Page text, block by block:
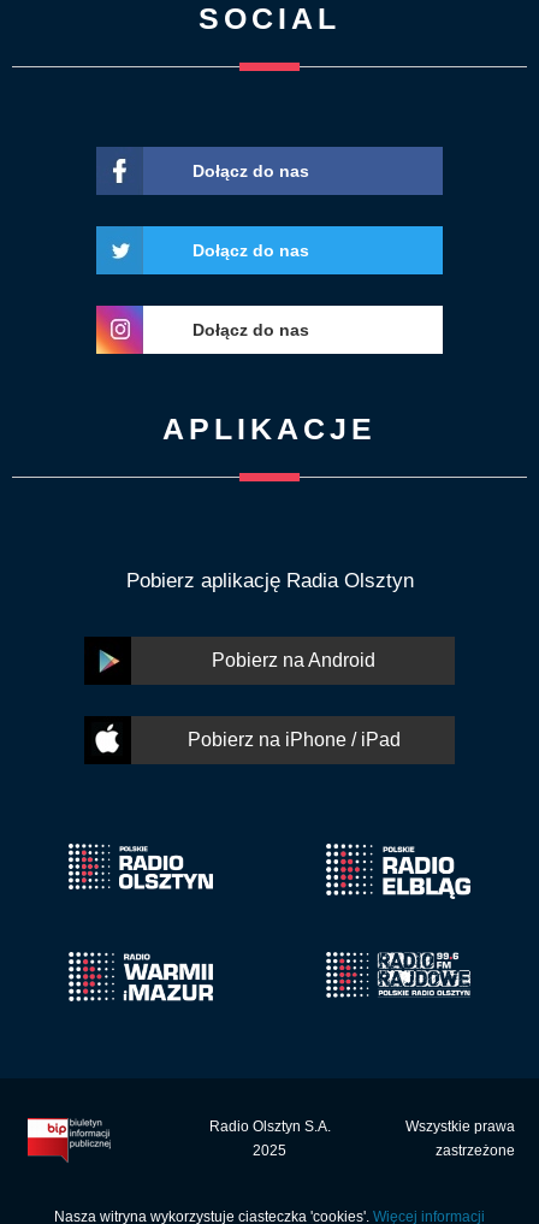
SOCIAL
Dołącz do nas
Dołącz do nas
Dołącz do nas
APLIKACJE
Pobierz aplikację Radia Olsztyn
Pobierz na Android
Pobierz na iPhone / iPad
Radio Olsztyn S.A.
2025
Wszystkie prawa
zastrzeżone
Nasza witryna wykorzystuje ciasteczka 'cookies'. Więcej informacji